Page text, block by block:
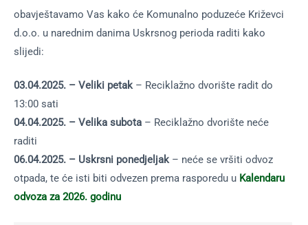
obavještavamo Vas kako će Komunalno poduzeće Križevci
d.o.o. u narednim danima Uskrsnog perioda raditi kako
slijedi:
03.04.2025. – Veliki petak– Reciklažno dvorište radit do
13:00 sati
04.04.2025. – Velika subota – Reciklažno dvorište neće
raditi
06.04.2025. – Uskrsni ponedjeljak– neće se vršiti odvoz
otpada, te će isti biti odvezen prema rasporedu u Kalendaru
odvoza za 2026. godinu